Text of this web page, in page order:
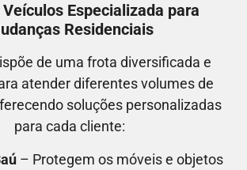
Especializada para
Residenciais
de uma frota diversificada e
atender diferentes volumes de
soluções personalizadas
para cada cliente:
– Protegem os móveis e objetos